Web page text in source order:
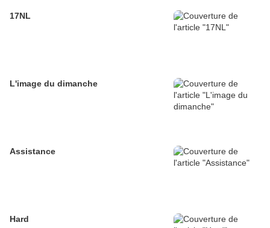
17NL
L'image du dimanche
Assistance
Hard